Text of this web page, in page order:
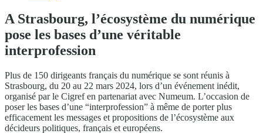
A Strasbourg, l’écosystème du numérique
pose les bases d’une véritable
interprofession
Plus de 150 dirigeants français du numérique se sont réunis à
Strasbourg, du 20 au 22 mars 2024, lors d’un événement inédit,
organisé par le Cigref en partenariat avec Numeum. L’occasion de
poser les bases d’une “interprofession” à même de porter plus
efficacement les messages et propositions de l’écosystème aux
décideurs politiques, français et européens.